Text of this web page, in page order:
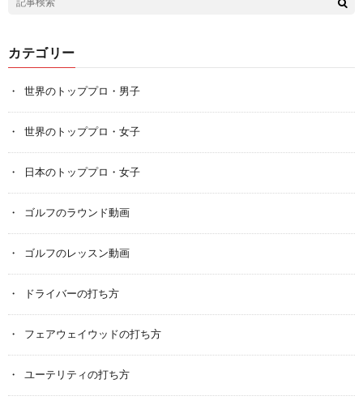
カテゴリー
世界のトッププロ・男子
世界のトッププロ・女子
日本のトッププロ・女子
ゴルフのラウンド動画
ゴルフのレッスン動画
ドライバーの打ち方
フェアウェイウッドの打ち方
ユーテリティの打ち方